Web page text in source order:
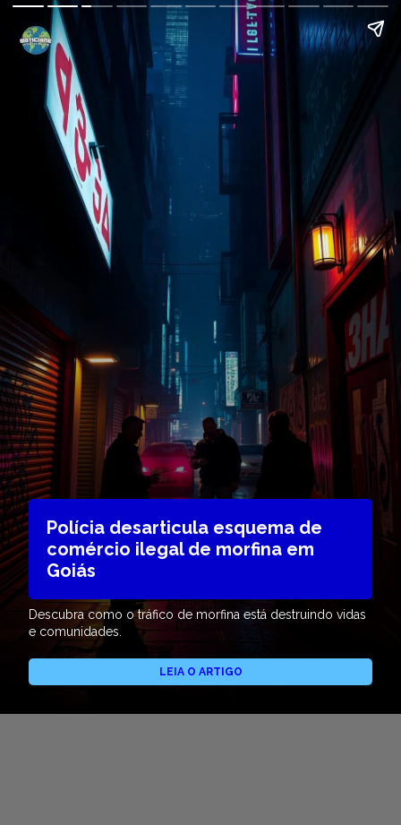
Polícia desarticula esquema de
comércio ilegal de morfina em
Goiás
Descubra como o tráfico de morfina está destruindo vidas
e comunidades.
LEIA O ARTIGO